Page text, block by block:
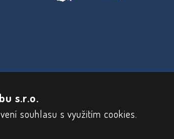
s.r.o.
souhlasu s využitím cookies.